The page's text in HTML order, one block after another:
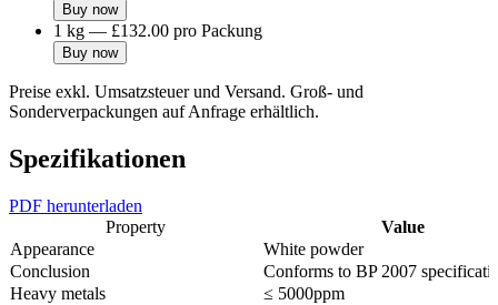
Buy now
1 kg — £132.00 pro Packung
Buy now
Preise exkl. Umsatzsteuer und Versand. Groß- und
Sonderverpackungen auf Anfrage erhältlich.
Spezifikationen
PDF herunterladen
Property
Value
Appearance
White powder
Conclusion
Conforms to BP 2007
Heavy metals
≤ 5000ppm